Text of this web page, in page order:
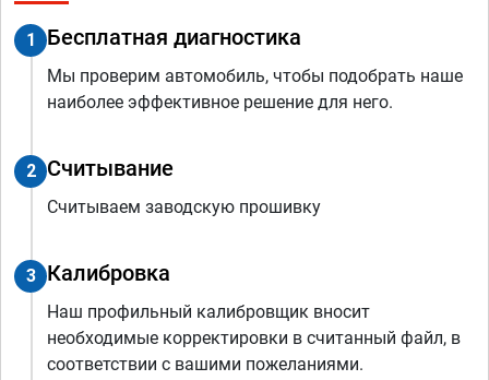
1 Бесплатная диагностика
Мы проверим автомобиль, чтобы подобрать наше
наиболее эффективное решение для него.
2 Считывание
Считываем заводскую прошивку
3 Калибровка
Наш профильный калибровщик вносит
необходимые корректировки в считанный файл, в
соответствии с вашими пожеланиями.